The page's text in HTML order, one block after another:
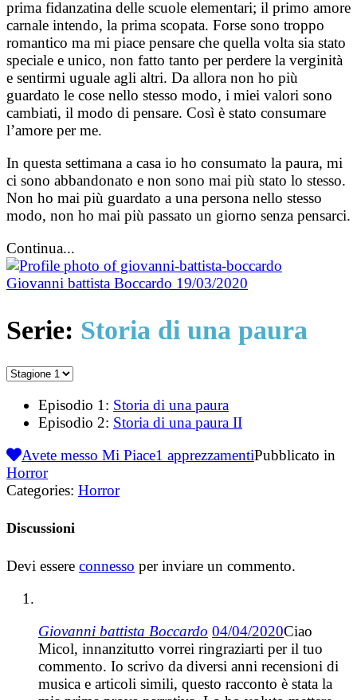
prima fidanzatina delle scuole elementari; il primo amore
carnale intendo, la prima scopata. Forse sono troppo
romantico ma mi piace pensare che quella volta sia stato
speciale e unico, non fatto tanto per perdere la verginità
e sentirmi uguale agli altri. Da allora non ho più
guardato le cose nello stesso modo, i miei valori sono
cambiati, il modo di pensare. Così è stato consumare
l’amore per me.
In questa settimana a casa io ho consumato la paura, mi
ci sono abbandonato e non sono mai più stato lo stesso.
Non ho mai più guardato a una persona nello stesso
modo, non ho mai più passato un giorno senza pensarci.
Continua...
Giovanni battista Boccardo 19/03/2020
Serie: Storia di una paura
Episodio 1: Storia di una paura
Episodio 2: Storia di una paura II
Avete messo Mi Piace1 apprezzamentiPubblicato in
Horror
Categories: Horror
Discussioni
Devi essere connesso per inviare un commento.
Giovanni battista Boccardo 04/04/2020Ciao
Micol, innanzitutto vorrei ringraziarti per il tuo
commento. Io scrivo da diversi anni recensioni di
musica e articoli simili, questo racconto è stata la